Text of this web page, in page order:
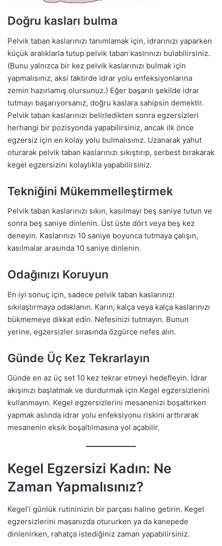
Doğru kasları bulma
Pelvik taban kaslarınızı tanımlamak için, idrarınızı yaparken
küçük aralıklarla tutup pelvik taban kaslrınızı bulabilirsiniz.
(Bunu yalnızca bir kez pelvik kaslarınızı bulmak için
yapmalısınız, aksi taktirde idrar yolu enfeksiyonlarına
zemin hazırlamış olursunuz.) Eğer başarılı şekilde idrar
tutmayı başarıyorsanız, doğru kaslara sahipsin demektir.
Pelvik taban kaslarınızı belirledikten sonra egzersizleri
herhangi bir pozisyonda yapabilirsiniz, ancak ilk önce
egzersiz için en kolay yolu bulmalısınız. Uzanarak yahut
oturarak pelvik taban kaslarınızı sıkıştırıp, serbest bırakarak
kegel egzersizini kolaylıkla yapabilirsiniz.
Tekniğini Mükemmelleştirmek
Pelvik taban kaslarınızı sıkın, kasılmayı beş saniye tutun ve
sonra beş saniye dinlenin. Üst üste dört veya beş kez
deneyin. Kaslarınızı 10 saniye boyunca tutmaya çalışın,
kasılmalar arasında 10 saniye dinlenin.
Odağınızı Koruyun
En iyi sonuç için, sadece pelvik taban kaslarınızı
sıkılaştırmaya odaklanın. Karın, kalça veya kalça kaslarınızı
bükmemeye dikkat edin. Nefesinizi tutmayın. Bunun
yerine, egzersizler sırasında özgürce nefes alın.
Günde Üç Kez Tekrarlayın
Günde en az üç set 10 kez tekrar etmeyi hedefleyin. İdrar
akışınızı başlatmak ve durdurmak için Kegel egzersizlerini
kullanmayın. Kegel egzersizlerini mesanenizi boşaltırken
yapmak aslında idrar yolu enfeksiyonu riskini arttırarak
mesanenin eksik boşaltılmasına yol açabilir.
Kegel Egzersizi Kadın: Ne
Zaman Yapmalısınız?
Kegel’i günlük rutininizin bir parçası haline getirin. Kegel
egzersizlerini masanızda otururken ya da kanepede
dinlenirken, rahatça istediğiniz zaman yapabilirsiniz.